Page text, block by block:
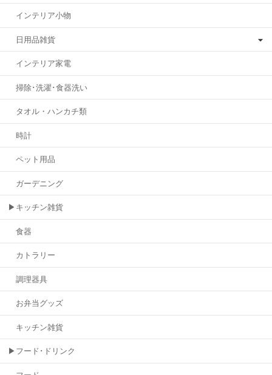
インテリア小物
日用品雑貨
インテリア家電
掃除･洗濯･食器洗い
タオル・ハンカチ類
時計
ペット用品
ガーデニング
▶キッチン雑貨
食器
カトラリー
調理器具
お弁当グッズ
キッチン雑貨
▶フード･ドリンク